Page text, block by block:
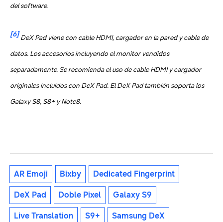
del software.
[6] DeX Pad viene con cable HDMI, cargador en la pared y cable de
datos. Los accesorios incluyendo el monitor vendidos
separadamente. Se recomienda el uso de cable HDMI y cargador
originales incluidos con DeX Pad. El DeX Pad también soporta los
Galaxy S8, S8+ y Note8.
AR Emoji Bixby Dedicated Fingerprint
DeX Pad Doble Pixel Galaxy S9
Live Translation S9+ Samsung DeX